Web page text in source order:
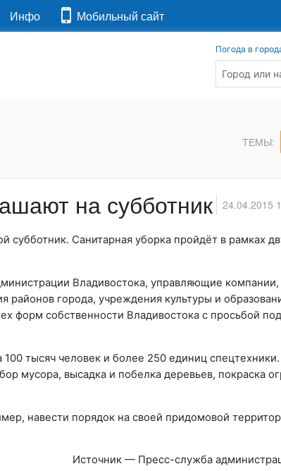
Инфо Мобильный сайт
Погода в
ТЕМЫ:
на субботник 24.04.2015
субботник. Санитарная уборка пройдёт в рамках
Владивостока, управляющие
районов города, учреждения культуры и
форм собственности Владивостока с просьбой
тысяч человек и более 250 единиц
мусора, высадка и побелка деревьев, покраска
навести порядок на своей придомовой
Источник — Пресс-служба